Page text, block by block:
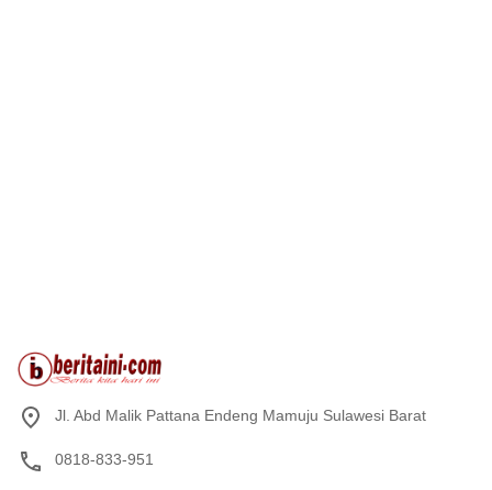
Jl. Abd Malik Pattana Endeng Mamuju Sulawesi Barat
0818-833-951